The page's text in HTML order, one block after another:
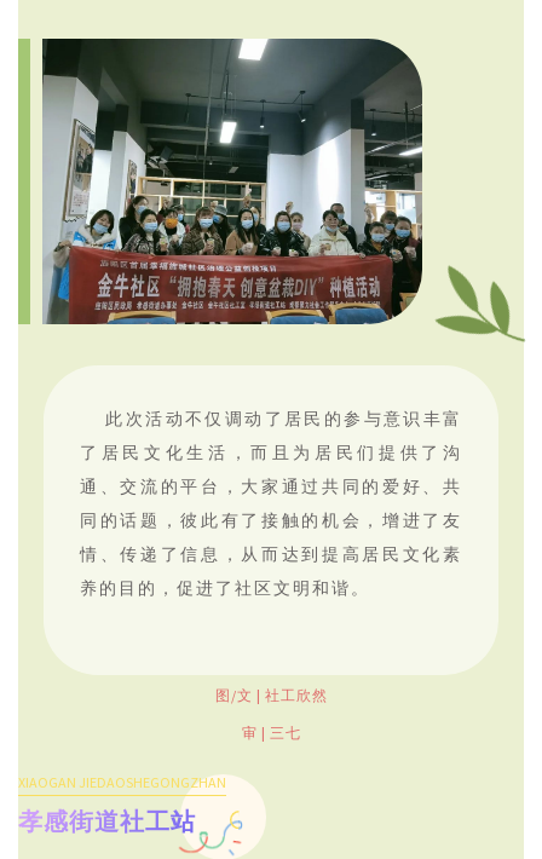
此次活动不仅调动了居民的参与意识丰富
了居民文化生活，而且为居民们提供了沟
通、交流的平台，大家通过共同的爱好、共
同的话题，彼此有了接触的机会，增进了友
情、传递了信息，从而达到提高居民文化素
养的目的，促进了社区文明和谐。
图/文 | 社工欣然
审 | 三七
XIAOGAN JIEDAOSHEGONGZHAN
孝感街道社工站